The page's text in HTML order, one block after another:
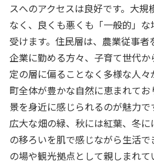
スへのアクセスは良好です。大
なく、良くも悪くも「一般的」
受けます。住民層は、農業従事
企業に勤める方々、子育て世代
定の層に偏ることなく多様な人々
町全体が豊かな自然に恵まれて
景を身近に感じられるのが魅力
広大な畑の緑、秋には紅葉、冬
の移ろいを肌で感じながら生活
の場や観光拠点として親しまれ